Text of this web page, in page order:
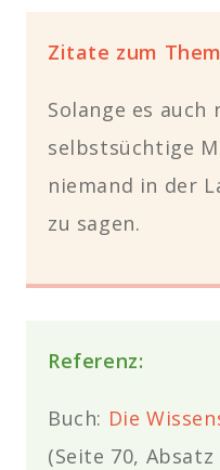
Zitate zum
Solange es
selbstsüchtige
niemand in der
zu sagen.
Referenz:
Buch: Die
(Seite 70,